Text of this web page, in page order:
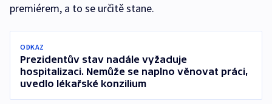
premiérem, a to se určitě stane.
ODKAZ
Prezidentův stav nadále vyžaduje
hospitalizaci. Nemůže se naplno věnovat práci,
uvedlo lékařské konzilium